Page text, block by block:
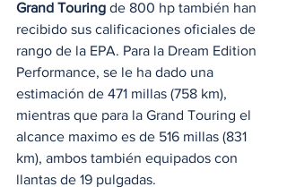
Grand Touring de 800 hp también han
recibido sus calificaciones oficiales de
rango de la EPA. Para la Dream Edition
Performance, se le ha dado una
estimación de 471 millas (758 km),
mientras que para la Grand Touring el
alcance maximo es de 516 millas (831
km), ambos también equipados con
llantas de 19 pulgadas.